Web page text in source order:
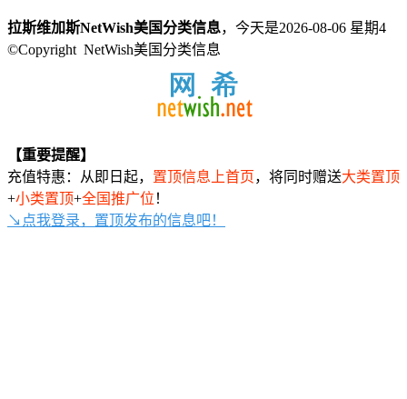
拉斯维加斯NetWish美国分类信息，今天是2026-08-06 星期4
©Copyright NetWish美国分类信息
【重要提醒】
充值特惠：从即日起， 置顶信息上首页，将同时赠送大类置顶
+小类置顶+全国推广位 ！
↘点我登录，置顶发布的信息吧！